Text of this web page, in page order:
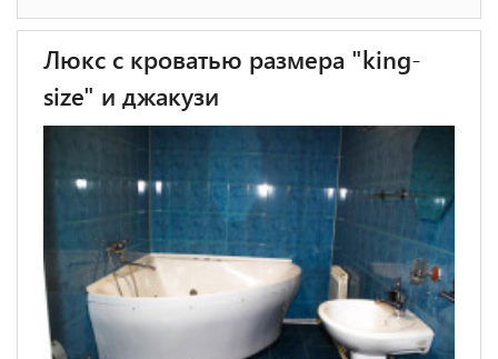
Люкс с кроватью размера "king-
size" и джакузи